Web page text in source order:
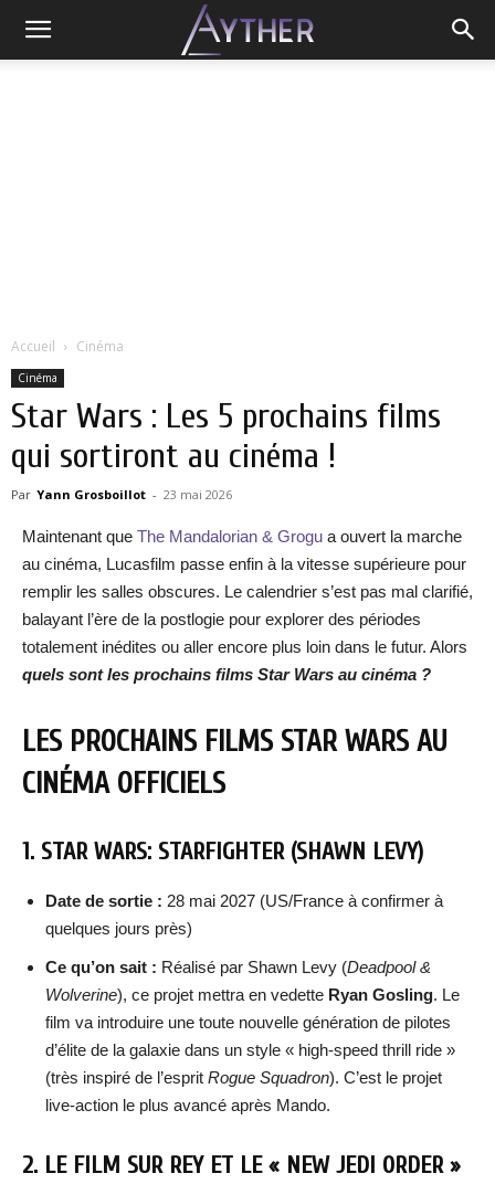
Accueil Cinéma
Cinéma
Star Wars : Les 5 prochains films
qui sortiront au cinéma !
Par Yann Grosboillot - 23 mai 2026
Maintenant que The Mandalorian & Grogu a ouvert la marche
au cinéma, Lucasfilm passe enfin à la vitesse supérieure pour
remplir les salles obscures. Le calendrier s’est pas mal clarifié,
balayant l’ère de la postlogie pour explorer des périodes
totalement inédites ou aller encore plus loin dans le futur. Alors
quels sont les prochains films Star Wars au cinéma ?
LES PROCHAINS FILMS STAR WARS AU
CINÉMA OFFICIELS
1. STAR WARS: STARFIGHTER (SHAWN LEVY)
Date de sortie : 28 mai 2027 (US/France à confirmer à
quelques jours près)
Ce qu’on sait : Réalisé par Shawn Levy (Deadpool &
Wolverine), ce projet mettra en vedette Ryan Gosling. Le
film va introduire une toute nouvelle génération de pilotes
d’élite de la galaxie dans un style « high-speed thrill ride »
(très inspiré de l’esprit Rogue Squadron). C’est le projet
live-action le plus avancé après Mando.
2. LE FILM SUR REY ET LE « NEW JEDI ORDER »